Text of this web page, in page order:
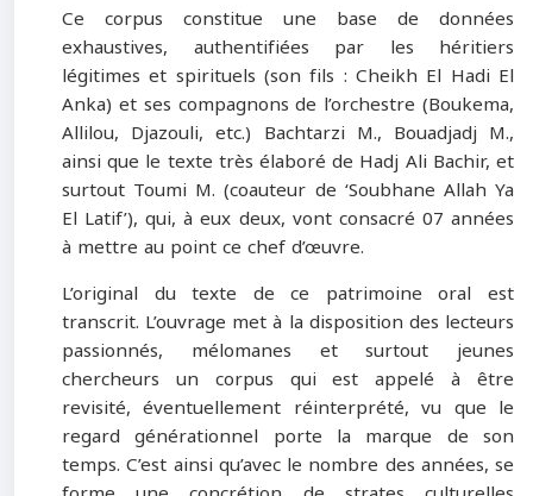
Ce corpus constitue une base de données
exhaustives, authentifiées par les héritiers
légitimes et spirituels (son fils : Cheikh El Hadi El
Anka) et ses compagnons de l’orchestre (Boukema,
Allilou, Djazouli, etc.) Bachtarzi M., Bouadjadj M.,
ainsi que le texte très élaboré de Hadj Ali Bachir, et
surtout Toumi M. (coauteur de ‘Soubhane Allah Ya
El Latif’), qui, à eux deux, vont consacré 07 années
à mettre au point ce chef d’œuvre.
L’original du texte de ce patrimoine oral est
transcrit. L’ouvrage met à la disposition des lecteurs
passionnés, mélomanes et surtout jeunes
chercheurs un corpus qui est appelé à être
revisité, éventuellement réinterprété, vu que le
regard générationnel porte la marque de son
temps. C’est ainsi qu’avec le nombre des années, se